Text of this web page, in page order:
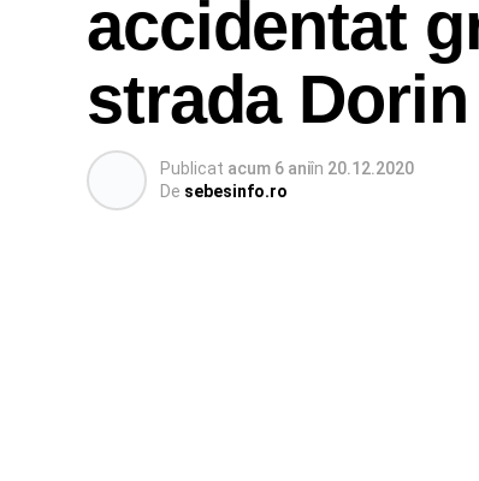
accidentat
strada
Publicat acum 6 aniîn 20.12.2020
De sebesinfo.ro